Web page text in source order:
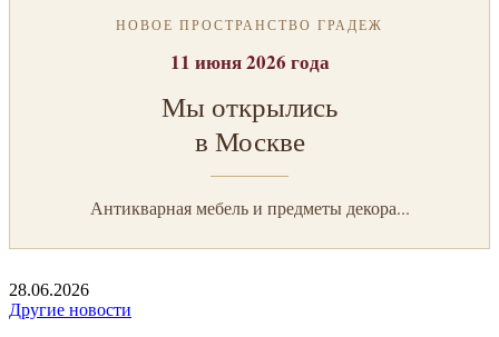
НОВОЕ ПРОСТРАНСТВО ГРАДЕЖ
11 июня 2026 года
Мы открылись
в Москве
Антикварная мебель и предметы декора...
28.06.2026
Другие новости